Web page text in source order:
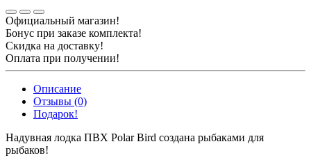
Официальный магазин!
Бонус при заказе комплекта!
Скидка на доставку!
Оплата при получении!
Описание
Отзывы (0)
Подарок!
Надувная лодка ПВХ Polar Bird создана рыбаками для
рыбаков!